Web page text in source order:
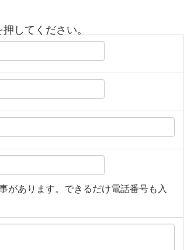
してください。
があります。できるだけ電話番号も入